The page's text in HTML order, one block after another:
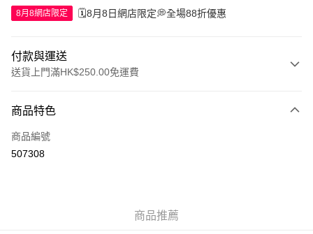
8月8網店限定 🗓️8月8日網店限定💭全場88折優惠
付款與運送
送貨上門滿HK$250.00免運費
信用卡
Apple Pay
商品特色
商品編號
507308
商品推薦